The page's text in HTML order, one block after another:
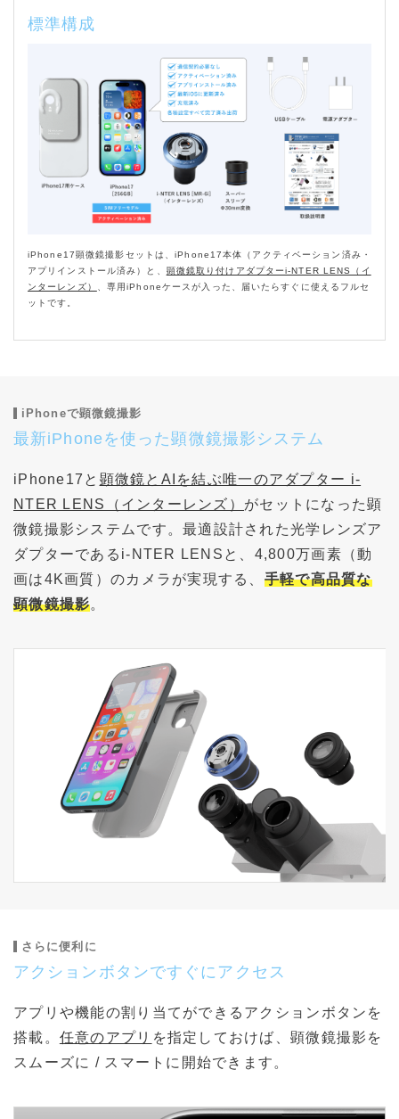
標準構成
iPhone17顕微鏡撮影セットは、iPhone17本体（アクティベーション済み・
アプリインストール済み）と、 顕微鏡取り付けアダプターi-NTER LENS（イ
ンターレンズ）
、専用iPhoneケースが入った、届いたらすぐに使えるフルセ
ットです。
iPhoneで顕微鏡撮影
最新iPhoneを使った顕微鏡撮影システム
iPhone17と 顕微鏡とAIを結ぶ唯一のアダプター i-
NTER LENS（インターレンズ） がセットになった顕
微鏡撮影システムです。最適設計された光学レンズア
ダプターであるi-NTER LENSと、4,800万画素（動
画は4K画質）のカメラが実現する、 手軽で高品質な
顕微鏡撮影。
さらに便利に
アクションボタンですぐにアクセス
アプリや機能の割り当てができるアクションボタンを
搭載。 任意のアプリ を指定しておけば、顕微鏡撮影を
スムーズに / スマートに開始できます。